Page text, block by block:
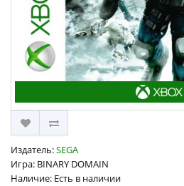
Издатель:SEGA
Игра: BINARY DOMAIN
Наличие: Есть в наличии